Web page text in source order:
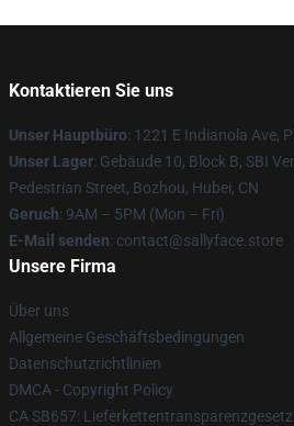
Kontaktieren Sie uns
Unser Hauptbüro: 1221 E Indianola Ave,
Unser Lager: Gebäude 10, Block B, SBI
Pedestrian Street, Bozhou, Hubei, CN
Geruch: 9AM – 5PM (Mon – Fri)
E-Mail senden: contact@sallyface.store
Unsere Firma
Über uns
Allgemeine Geschäftsbedingungen
Datenschutzrichtlinien
DMCA - Copyright Policy
CA SB657: Lieferkettentransparenzgesetz